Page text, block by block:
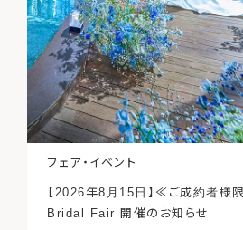
フェア・イベント
【2026年8月15日】≪ご成約者様
Bridal Fair 開催のお知らせ